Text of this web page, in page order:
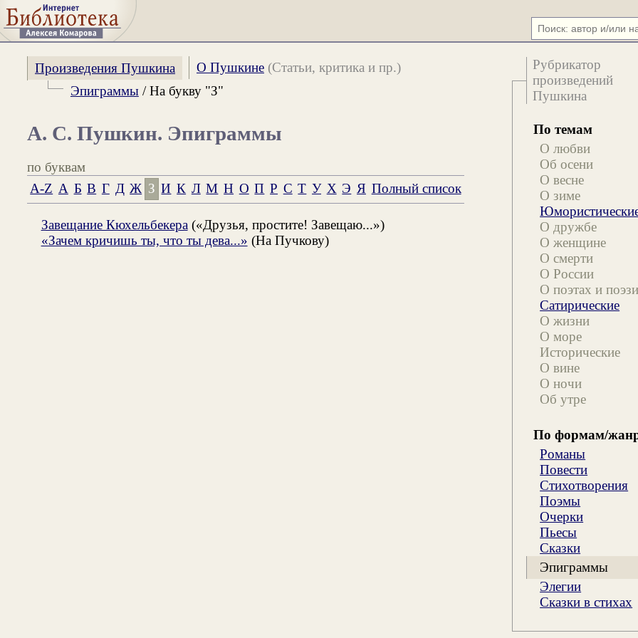
Рубрикатор
произведений
Пушкина
По темам
О любви
Об осени
О весне
О зиме
О дружбе
О женщине
О смерти
О России
О поэтах и
Сатирические
О жизни
О море
Исторические
О вине
О ночи
Об утре
По формам/
Романы
Повести
Стихотворения
Поэмы
Очерки
Пьесы
Сказки
Эпиграммы
Элегии
Сказки в стихах
Произведения Пушкина О Пушкине(Статьи, критика и пр.)
Эпиграммы/ На букву "З"
А. С. Пушкин. Эпиграммы
по буквам
A-Z А Б В Г Д Ж З И К Л М Н О П Р С Т У Х Э Я Полный список
Завещание Кюхельбекера («Друзья, простите! Завещаю...»)
«Зачем кричишь ты, что ты дева...» (На Пучкову)